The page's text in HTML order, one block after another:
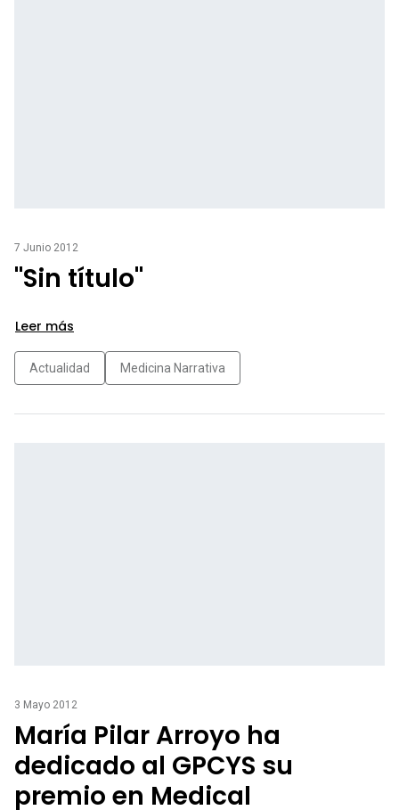
7 Junio 2012
"Sin título"
Leer más
Actualidad Medicina Narrativa
3 Mayo 2012
María Pilar Arroyo ha
dedicado al GPCYS su
premio en Medical